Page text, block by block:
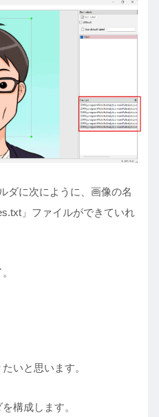
ダに次にように、画像の名
」ファイルができていれ
いと思います。
構成します。